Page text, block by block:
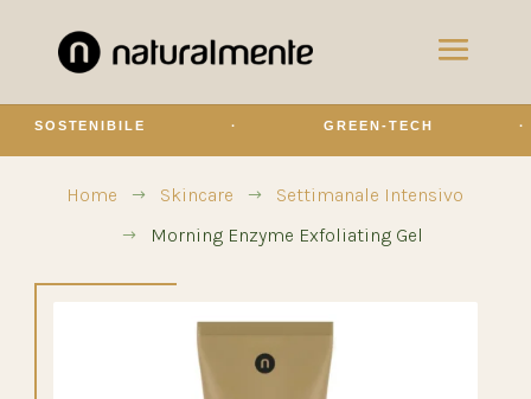
SOSTENIBILE GREEN-TECH
Home $ Skincare $ Settimanale Intensivo
$ Morning Enzyme Exfoliating Gel